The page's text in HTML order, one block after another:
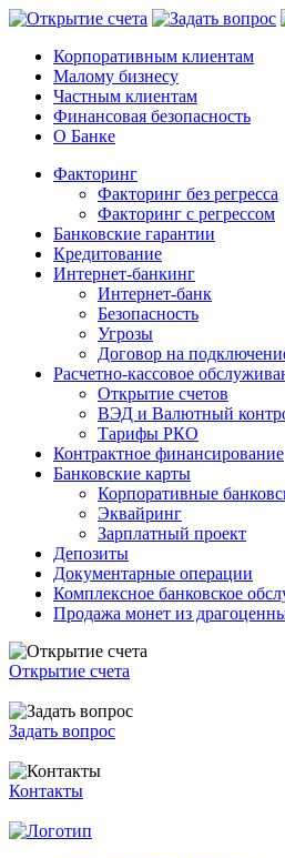
Корпоративным клиентам
Малому бизнесу
Частным клиентам
Финансовая безопасность
О Банке
Факторинг
Факторинг без регресса
Факторинг с регрессом
Банковские гарантии
Кредитование
Интернет-банкинг
Интернет-банк
Безопасность
Угрозы
Договор на
Расчетно-кассовое
Открытие счетов
ВЭД и Валютный
Тарифы РКО
Контрактное финансирование
Банковские карты
Корпоративные
Эквайринг
Зарплатный проект
Депозиты
Документарные операции
Комплексное банковское
Продажа монет из
Открытие счета
Задать вопрос
Контакты